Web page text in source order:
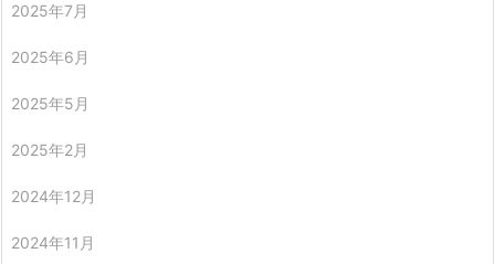
2025年7月
2025年6月
2025年5月
2025年2月
2024年12月
2024年11月